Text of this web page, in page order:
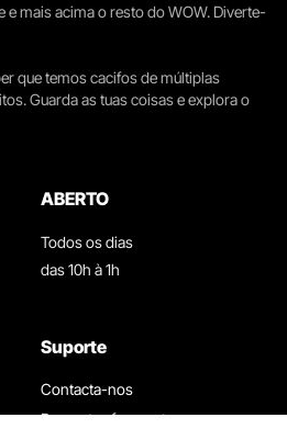
e mais acima o resto do WOW. Diverte-
que temos cacifos de múltiplas
Guarda as tuas coisas e explora o
ABERTO
Todos os dias
das 10h à 1h
Suporte
Contacta-nos
Perguntas frequentes